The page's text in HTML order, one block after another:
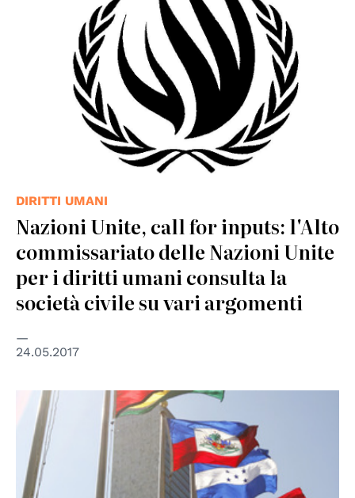
DIRITTI UMANI
Nazioni Unite, call for inputs: l'Alto
commissariato delle Nazioni Unite
per i diritti umani consulta la
società civile su vari argomenti
24.05.2017
© UN Photo